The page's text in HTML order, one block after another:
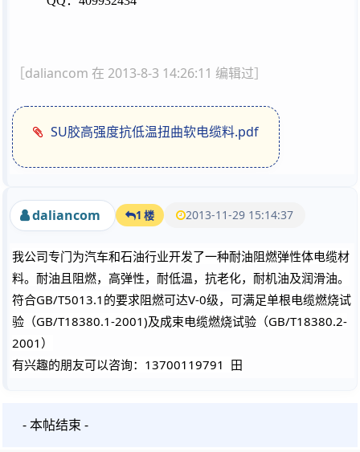
［daliancom 在 2013-8-3 14:26:11 编辑过］
SU胶高强度抗低温扭曲软电缆料.pdf
daliancom 1 楼 2013-11-29 15:14:37
我公司专门为汽车和石油行业开发了一种耐油阻燃弹性体电缆材
料。耐油且阻燃，高弹性，耐低温，抗老化，耐机油及润滑油。
符合GB/T5013.1的要求阻燃可达V-0级，可满足单根电缆燃烧试
验（GB/T18380.1-2001)及成束电缆燃烧试验（GB/T18380.2-
2001）
有兴趣的朋友可以咨询：13700119791 田
- 本帖结束 -